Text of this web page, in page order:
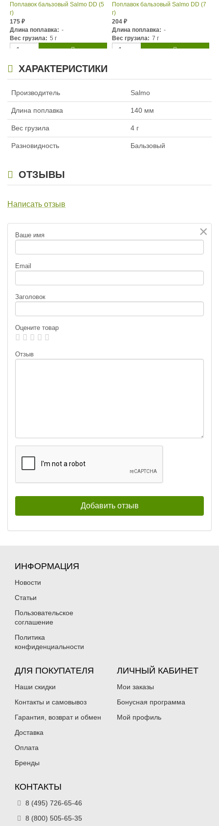
Поплавок бальзовый Salmo DD (5
г)
175 ₽
Длина поплавка: -
Вес грузила: 5 г
Поплавок бальзовый Salmo DD (7
г)
204 ₽
Длина поплавка: -
Вес грузила: 7 г
ХАРАКТЕРИСТИКИ
Производитель Salmo
Длина поплавка 140 мм
Вес грузила 4 г
Разновидность Бальзовый
ОТЗЫВЫ
Написать отзыв
×
Ваше имя
Email
Заголовок
Оцените товар
Отзыв
ИНФОРМАЦИЯ
Новости
Статьи
Пользовательское
соглашение
Политика
конфиденциальности
ДЛЯ ПОКУПАТЕЛЯ
Наши скидки
Контакты и самовывоз
Гарантия, возврат и обмен
Доставка
Оплата
Бренды
ЛИЧНЫЙ КАБИНЕТ
Мои заказы
Бонусная программа
Мой профиль
КОНТАКТЫ
8 (495) 726-65-46
8 (800) 505-65-35